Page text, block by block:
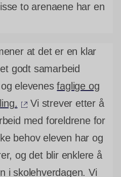
to arenaene har en
at det er en klar
godt samarbeid
elevenesfaglige og
(ekstern lenke)
Vi strever etter å
med foreldrene for
behov eleven har og
og det blir enklere å
i skolehverdagen. Vi